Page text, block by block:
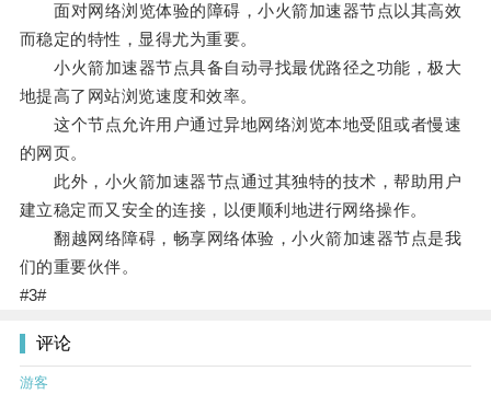
面对网络浏览体验的障碍，小火箭加速器节点以其高效
而稳定的特性，显得尤为重要。
小火箭加速器节点具备自动寻找最优路径之功能，极大
地提高了网站浏览速度和效率。
这个节点允许用户通过异地网络浏览本地受阻或者慢速
的网页。
此外，小火箭加速器节点通过其独特的技术，帮助用户
建立稳定而又安全的连接，以便顺利地进行网络操作。
翻越网络障碍，畅享网络体验，小火箭加速器节点是我
们的重要伙伴。
#3#
评论
游客